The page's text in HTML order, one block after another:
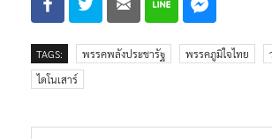
TAGS: พรรคพลังประชารัฐ พรรคภูมิใจไทย
ไดโนเสาร์